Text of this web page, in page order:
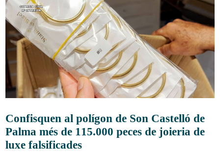
Confisquen al polígon de Son Castelló de
Palma més de 115.000 peces de joieria de
luxe falsificades